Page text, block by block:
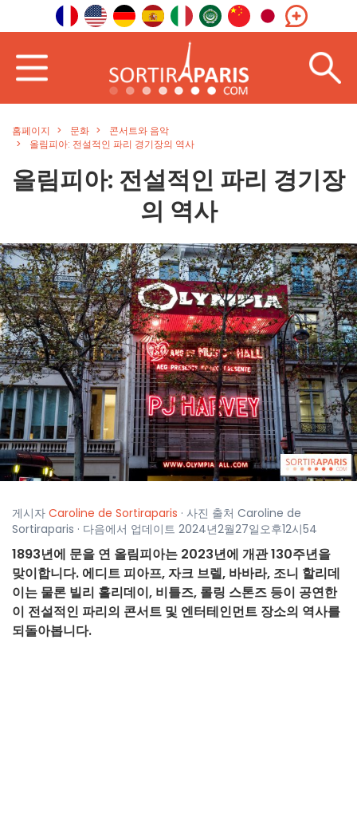
홈페이지 문화
콘서트와 음악
올림피아: 전설적인 파리 경기장의 역사
올림피아: 전설적인 파리 경기장
의 역사
게시자 Caroline de Sortiraparis · 사진 출처 Caroline de
Sortiraparis · 다음에서 업데이트 2024년2월27일오후12시54
1893년에 문을 연 올림피아는 2023년에 개관 130주년을
맞이합니다. 에디트 피아프, 자크 브렐, 바바라, 조니 할리데
이는 물론 빌리 홀리데이, 비틀즈, 롤링 스톤즈 등이 공연한
이 전설적인 파리의 콘서트 및 엔터테인먼트 장소의 역사를
되돌아봅니다.